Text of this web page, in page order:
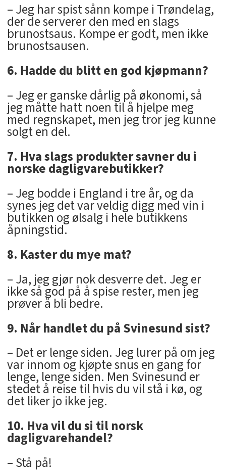
– Jeg har spist sånn kompe i Trøndelag,
der de serverer den med en slags
brunostsaus. Kompe er godt, men ikke
brunostsausen.
6. Hadde du blitt en god kjøpmann?
– Jeg er ganske dårlig på økonomi, så
jeg måtte hatt noen til å hjelpe meg
med regnskapet, men jeg tror jeg kunne
solgt en del.
7. Hva slags produkter savner du i
norske dagligvarebutikker?
– Jeg bodde i England i tre år, og da
synes jeg det var veldig digg med vin i
butikken og ølsalg i hele butikkens
åpningstid.
8. Kaster du mye mat?
– Ja, jeg gjør nok desverre det. Jeg er
ikke så god på å spise rester, men jeg
prøver å bli bedre.
9. Når handlet du på Svinesund sist?
– Det er lenge siden. Jeg lurer på om jeg
var innom og kjøpte snus en gang for
lenge, lenge siden. Men Svinesund er
stedet å reise til hvis du vil stå i kø, og
det liker jo ikke jeg.
10. Hva vil du si til norsk
dagligvarehandel?
– Stå på!